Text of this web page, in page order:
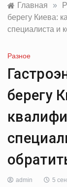
Главная »
берегу Киева:
специалиста и
Разное
берегу
admin 5